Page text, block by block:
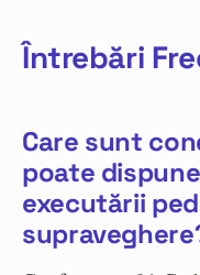
Întrebări
Care sunt
poate
executării